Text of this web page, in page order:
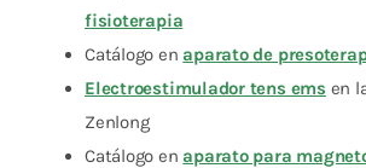
fisioterapia
Catálogo en aparato de
Electroestimulador tens ems en
Zenlong
Catálogo en aparato para